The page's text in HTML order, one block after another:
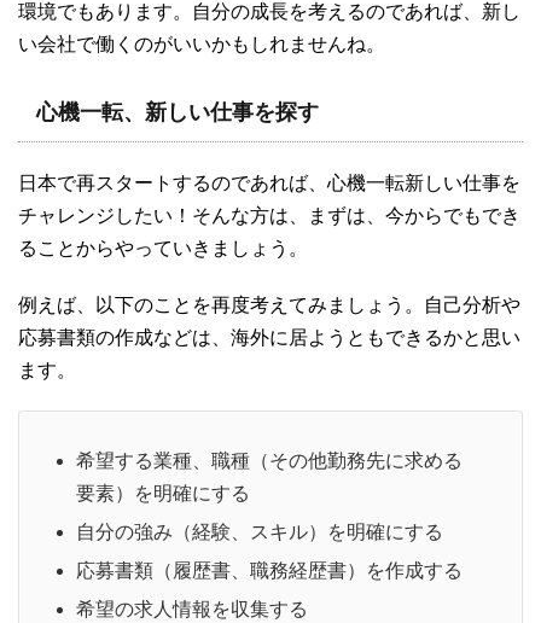
環境でもあります。自分の成長を考えるのであれば、新し
い会社で働くのがいいかもしれませんね。
心機一転、新しい仕事を探す
日本で再スタートするのであれば、心機一転新しい仕事を
チャレンジしたい！そんな方は、まずは、今からでもでき
ることからやっていきましょう。
例えば、以下のことを再度考えてみましょう。自己分析や
応募書類の作成などは、海外に居ようともできるかと思い
ます。
希望する業種、職種（その他勤務先に求める
要素）を明確にする
自分の強み（経験、スキル）を明確にする
応募書類（履歴書、職務経歴書）を作成する
希望の求人情報を収集する